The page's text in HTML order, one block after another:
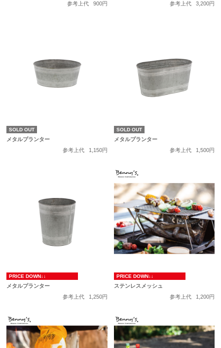
参考上代
900円
参考上代
3,200円
SOLD OUT
メタルプランター
参考上代
1,150円
SOLD OUT
メタルプランター
参考上代
1,500円
PRICE DOWN↓↓
メタルプランター
参考上代
1,250円
PRICE DOWN↓↓
ステンレスメッシュ
参考上代
1,200円